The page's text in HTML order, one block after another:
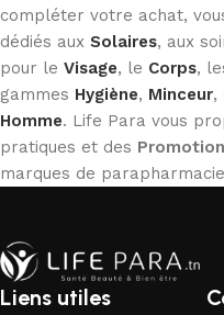
compléter votre achat,
dédiés aux Solaires, aux
pour le Visage, le Corps,
gammes Hygiène, Minceur,
Homme. Life Para vous
pratiques et des
marques de
Liens utiles